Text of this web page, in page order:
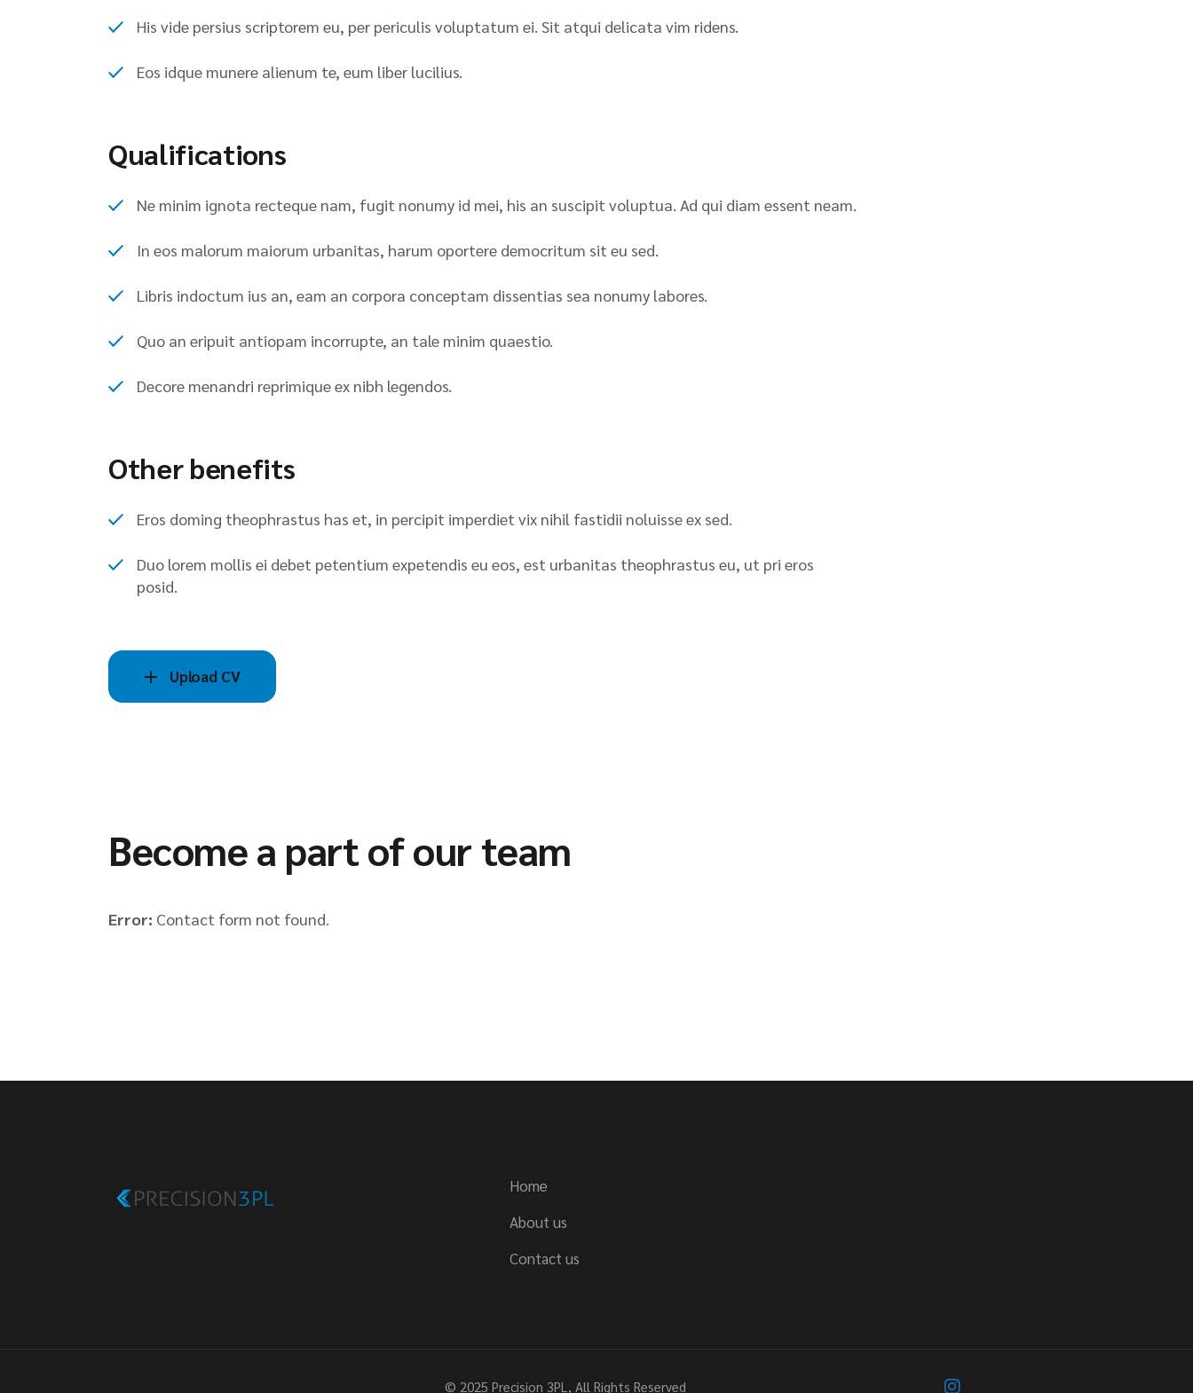
His vide persius scriptorem eu, per periculis voluptatum ei. Sit atqui delicata vim ridens.
Eos idque munere alienum te, eum liber lucilius.
Qualifications
Ne minim ignota recteque nam, fugit nonumy id mei, his an suscipit voluptua. Ad qui diam essent neam.
In eos malorum maiorum urbanitas, harum oportere democritum sit eu sed.
Libris indoctum ius an, eam an corpora conceptam dissentias sea nonumy labores.
Quo an eripuit antiopam incorrupte, an tale minim quaestio.
Decore menandri reprimique ex nibh legendos.
Other benefits
Eros doming theophrastus has et, in percipit imperdiet vix nihil fastidii noluisse ex sed.
Duo lorem mollis ei debet petentium expetendis eu eos, est urbanitas theophrastus eu, ut pri eros
posid.
Upload CV
Become a part of our team
Error: Contact form not found.
Home
About us
Contact us
© 2025 Precision 3PL , All Rights Reserved